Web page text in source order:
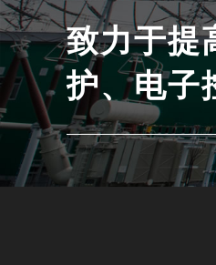
致力于提
护、电子